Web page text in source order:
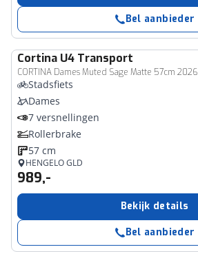
Bel aanbieder
Cortina U4 Transport
CORTINA Dames Muted Sage Matte 57cm 2026
Stadsfiets
Dames
7 versnellingen
Rollerbrake
57 cm
HENGELO GLD
989,-
Bekijk details
Bel aanbieder